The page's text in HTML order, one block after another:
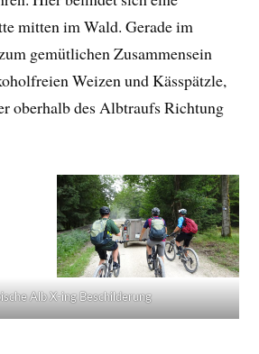
mitten im Wald. Gerade im
gemütlichen Zusammensein
Weizen und Kässpätzle,
oberhalb des Albtraufs Richtung
Alb X-ing Beschilderung